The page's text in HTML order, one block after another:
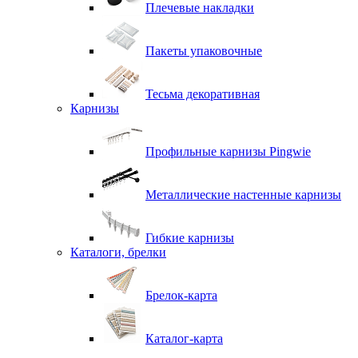
Плечевые накладки
Пакеты упаковочные
Тесьма декоративная
Карнизы
Профильные карнизы Pingwie
Металлические настенные карнизы
Гибкие карнизы
Каталоги, брелки
Брелок-карта
Каталог-карта